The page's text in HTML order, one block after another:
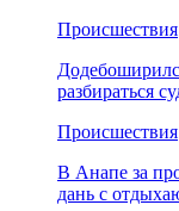
Происшествия
разбираться
Происшествия
В Анапе за
дань с